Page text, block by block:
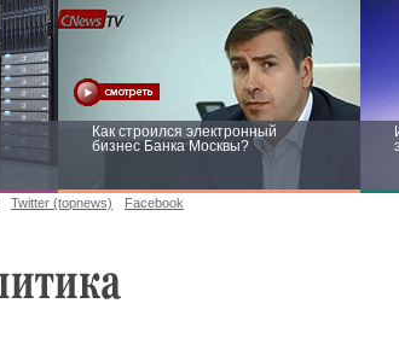
Как строился электронный
бизнес Банка Москвы?
Twitter (topnews) Facebook